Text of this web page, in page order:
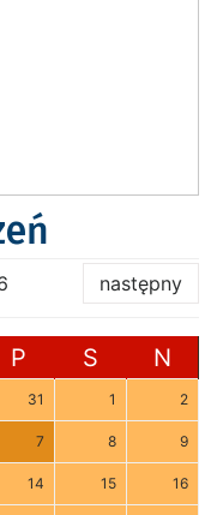
następny
P S N
31 1 2
7 8 9
14 15 16